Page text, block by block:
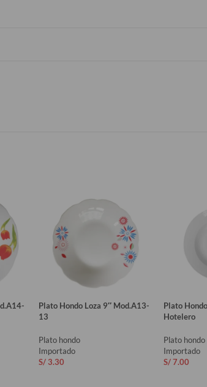
Plato Hondo Loza 9″ Mod.A13-
13
Plato hondo
Importado
S/3.30
Plato
Hotelero
Plato hondo
Importado
S/7.00